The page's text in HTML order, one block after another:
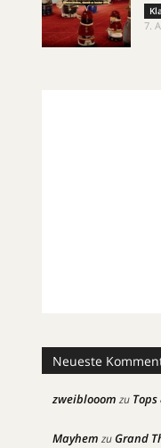
7.
Neueste
zweiblooom zu
Mayhem zuGrand